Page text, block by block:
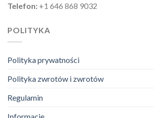
Telefon: +1 646 868 9032
POLITYKA
Polityka prywatności
Polityka zwrotów i zwrotów
Regulamin